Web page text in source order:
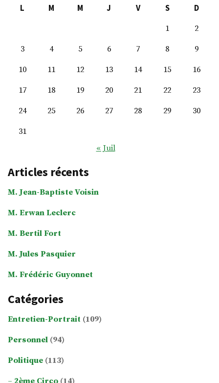
L
M M J V S
D
1
2
3
4 5 6 7 8
9
10
11 12 13 14 15
16
17
18 19 20 21 22
23
24
25 26 27 28 29
30
31
« Juil
Articles récents
M. Jean-Baptiste Voisin
M. Erwan Leclerc
M. Bertil Fort
M. Jules Pasquier
M. Frédéric Guyonnet
Catégories
Entretien-Portrait (109)
Personnel (94)
Politique (113)